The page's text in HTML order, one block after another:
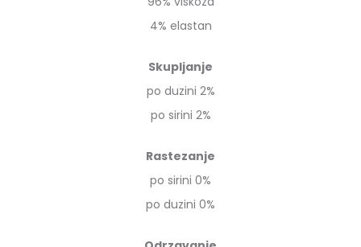
4% elastan
Skupljanje
po duzini 2%
po sirini 2%
Rastezanje
po sirini 0%
po duzini 0%